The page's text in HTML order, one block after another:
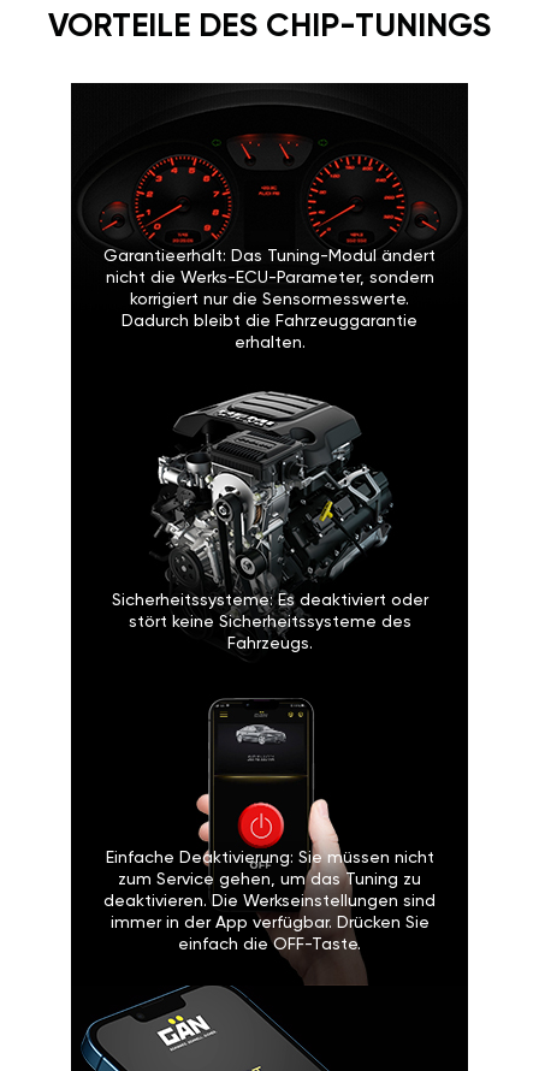
VORTEILE DES CHIP-TUNINGS
Garantieerhalt: Das Tuning-Modul ändert
nicht die Werks-ECU-Parameter, sondern
korrigiert nur die Sensormesswerte.
Dadurch bleibt die Fahrzeuggarantie
erhalten.
Sicherheitssysteme: Es deaktiviert oder
stört keine Sicherheitssysteme des
Fahrzeugs.
Einfache Deaktivierung: Sie müssen nicht
zum Service gehen, um das Tuning zu
deaktivieren. Die Werkseinstellungen sind
immer in der App verfügbar. Drücken Sie
einfach die OFF-Taste.